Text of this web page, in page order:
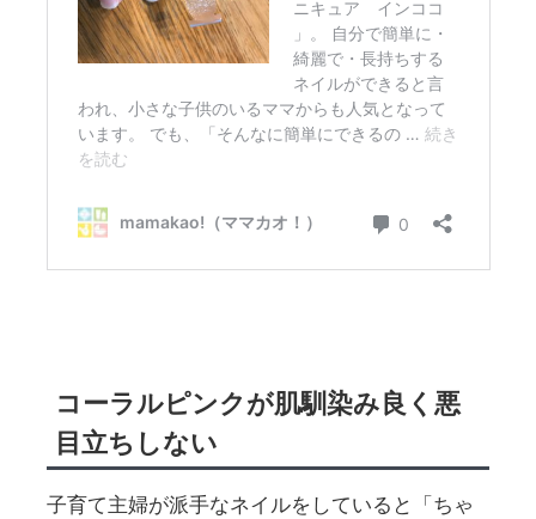
コーラルピンクが肌馴染み良く悪
目立ちしない
子育て主婦が派手なネイルをしていると「ちゃ